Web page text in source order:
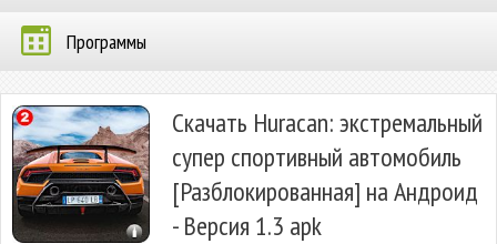
Программы
Скачать Huracan: экстремальный
супер спортивный автомобиль
[Разблокированная] на Андроид
- Версия 1.3 apk